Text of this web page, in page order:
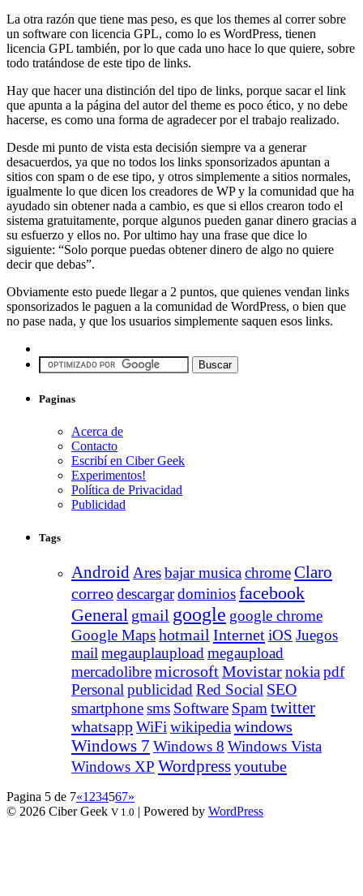
La otra razón que tiene mas peso, es que los themes al correr sobre
un software con licencia GPL, como lo es WordPress, tienen
licencia GPL también, por lo que cada uno hace lo que quiere, sobre
todo tratándose de este tipo de links.
Hay que hacer una distinción del tipo de links, porque sacar el link
que apunta a la página del autor del theme es poco ético, y no debe
hacerse, es como una forma de agradecer por el trabajo realizado.
Desde mi punto de vista esta decisión siempre va a generar
desacuerdos, ya que no todos los links sponsorizados apuntan a
sitios con spam o de ese tipo, y otros simplemente a sitios normales,
igualmente lo que dicen los creadores de WP y la comunidad que ha
ayudado sin obtener nada a cambio, es que si ellos crearon todo el
sistema gratuitamente, porque algunos pueden ganar dinero gracias a
su esfuerzo y ellos no. Por ultimo hay una frase que dice lo
siguiente: “Solo porque puedas obtener dinero de algo no quiere
decir que debas”.
Obviamente esto puede llegar a 2 puntos, que quienes vendan links
sponsorizados le paguen a la comunidad de WordPress, o bien que
no pase nada, y que los usuarios simplemente saquen esos links.
Paginas
Acerca de
Contacto
Escribí en Ciber Geek
Experimentos!
Política de Privacidad
Publicidad
Tags
Android Aresbajar musicachromeClaro
correodescargardominiosfacebook
General gmail google google chrome
Google Mapshotmail InternetiOS Juegos
mail megauplaupload megaupload
mercadolibremicrosoftMovistarnokiapdf
Personal publicidad Red Social SEO
smartphonesms Software Spam twitter
whatsappWiFi wikipediawindows
Windows 7 Windows 8 Windows Vista
Windows XP Wordpressyoutube
Pagina 5 de 7«1 234567»
© 2026 Ciber Geek V 1.0 | Powered by WordPress